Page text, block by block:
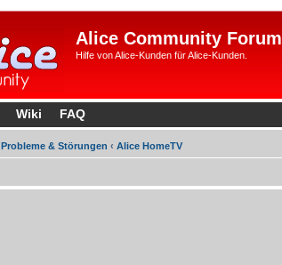
Alice Community Forum
Hilfe von Alice-Kunden für Alice-Kunden.
Wiki FAQ
Probleme & Störungen ‹ Alice HomeTV